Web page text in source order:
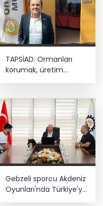
TAPSİAD: Ormanları
korumak, üretim
Gebzeli sporcu Akdeniz
Oyunları'nda Türkiye'yi
temsil edecek